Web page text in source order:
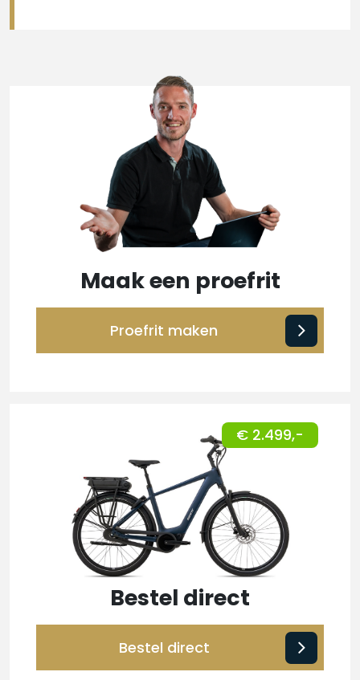
Maak een proefrit
Proefrit maken
€ 2.499,-
Bestel direct
Bestel direct